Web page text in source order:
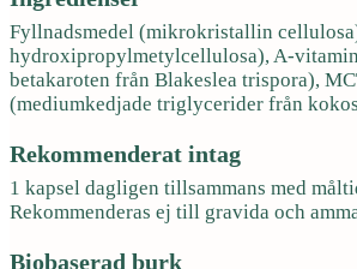
Fyllnadsmedel (mikrokristallin
hydroxipropylmetylcellulosa), A-
betakaroten från Blakeslea trispora),
(mediumkedjade triglycerider från
Rekommenderat intag
1 kapsel dagligen tillsammans med
Rekommenderas ej till gravida och
Biobaserad burk